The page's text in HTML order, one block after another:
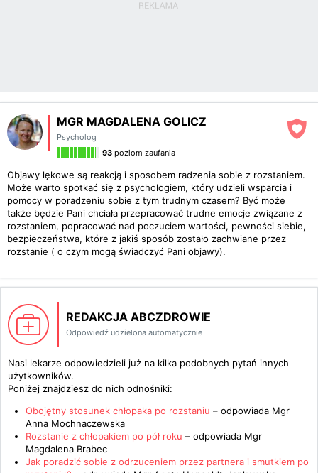
MGR MAGDALENA GOLICZ
Psycholog
93 poziom zaufania
Objawy lękowe są reakcją i sposobem radzenia sobie z rozstaniem.
Może warto spotkać się z psychologiem, który udzieli wsparcia i
pomocy w poradzeniu sobie z tym trudnym czasem? Być może
także będzie Pani chciała przepracować trudne emocje związane z
rozstaniem, popracować nad poczuciem wartości, pewności siebie,
bezpieczeństwa, które z jakiś sposób zostało zachwiane przez
rozstanie ( o czym mogą świadczyć Pani objawy).
REDAKCJA ABCZDROWIE
Odpowiedź udzielona automatycznie
Nasi lekarze odpowiedzieli już na kilka podobnych pytań innych
użytkowników.
Poniżej znajdziesz do nich odnośniki:
Obojętny stosunek chłopaka po rozstaniu – odpowiada Mgr
Anna Mochnaczewska
Rozstanie z chłopakiem po pół roku – odpowiada Mgr
Magdalena Brabec
Jak poradzić sobie z odrzuceniem przez partnera i smutkiem po